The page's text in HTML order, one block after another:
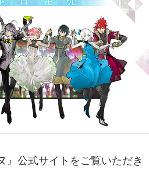
』公式サイトをご覧いただき